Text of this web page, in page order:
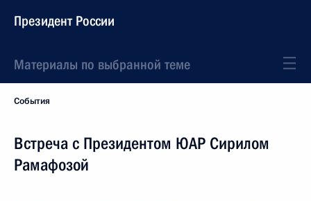
Президент России
Материалы по выбранной теме
События
Встреча с Президентом ЮАР Сирилом
Рамафозой